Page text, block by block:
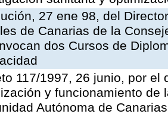
27 ene 98, del
de Canarias de la
dos Cursos de
117/1997, 26 junio, por
y funcionamiento de
Autónoma de Canarias